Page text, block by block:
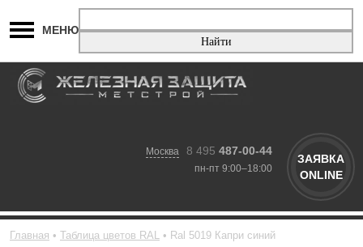
МЕНЮ
Москва 8 495 487-00-44
пн-пт 9:00–18:00
ЗАЯВКА
ONLINE
Главная Таблица цветов RAL Ral 5019 Капри синий